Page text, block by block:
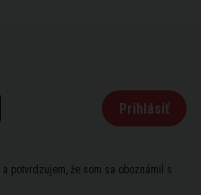
Prihlásiť
a potvrdzujem, že som sa oboznámil s